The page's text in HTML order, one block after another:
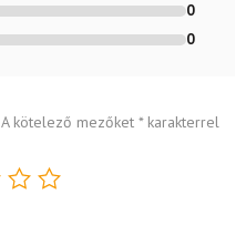
0
0
A kötelező mezőket *karakterrel